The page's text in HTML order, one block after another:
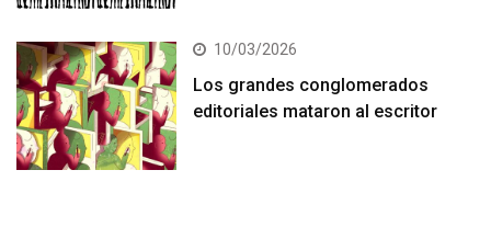
10/03/2026
Los grandes conglomerados
editoriales mataron al escritor